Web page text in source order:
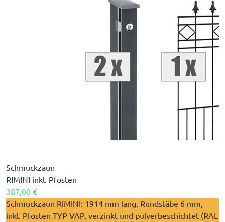
Schmuckzaun
RIMINI inkl. Pfosten
387,00 €
​Schmuckzaun RIMINI: 1914 mm lang, Rundstäbe 6 mm,
inkl. Pfosten TYP VAP, verzinkt und pulverbeschichtet (RAL